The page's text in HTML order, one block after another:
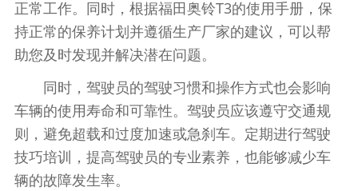
正常工作。同时，根据福田奥铃T3的使用手册，保
持正常的保养计划并遵循生产厂家的建议，可以帮
助您及时发现并解决潜在问题。
同时，驾驶员的驾驶习惯和操作方式也会影响
车辆的使用寿命和可靠性。驾驶员应该遵守交通规
则，避免超载和过度加速或急刹车。定期进行驾驶
技巧培训，提高驾驶员的专业素养，也能够减少车
辆的故障发生率。